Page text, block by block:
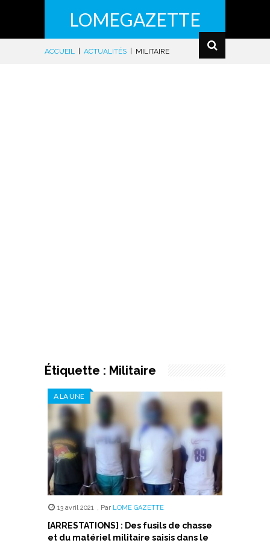
LOMEGAZETTE
ACCUEIL ACTUALITÉS MILITAIRE
Étiquette : Militaire
A LA UNE
13 avril 2021 , Par LOME GAZETTE
[ARRESTATIONS] : Des fusils de chasse
et du matériel militaire saisis dans le